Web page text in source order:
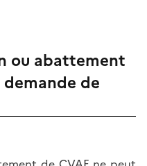
ou abattement
de